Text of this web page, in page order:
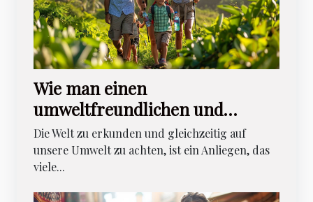
Wie man einen
umweltfreundlichen und
lehrreichen Familienurlaub
plant
Die Welt zu erkunden und gleichzeitig auf
unsere Umwelt zu achten, ist ein Anliegen, das
viele...